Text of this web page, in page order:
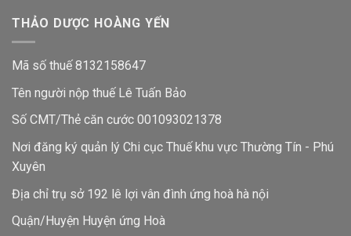
THẢO DƯỢC HOÀNG YẾN
Mã số thuế 8132158647
Tên người nộp thuế Lê Tuấn Bảo
Số CMT/Thẻ căn cước 001093021378
Nơi đăng ký quản lý Chi cục Thuế khu vực Thường Tín - Phú
Xuyên
Địa chỉ trụ sở 192 lê lợi vân đình ứng hoà hà nội
Quận/Huyện Huyện ứng Hoà